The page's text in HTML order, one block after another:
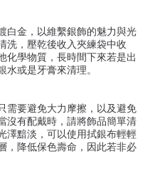
白金，以維繫銀飾的魅力與光
洗，壓乾後收入夾練袋中收
化學物質，長時間下來若是出
或是牙膏來清理。
需要避免大力摩擦，以及避免
沒有配戴時，請將飾品簡單清
澤黯淡，可以使用拭銀布輕輕
，降低保色壽命，因此若非必